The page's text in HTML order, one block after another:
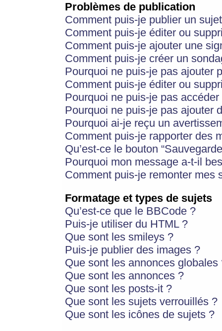
Problèmes de publication
Comment puis-je publier un
Comment puis-je éditer ou
Comment puis-je ajouter une
Comment puis-je créer un
Pourquoi ne puis-je pas ajouter
Comment puis-je éditer ou
Pourquoi ne puis-je pas
Pourquoi ne puis-je pas ajouter
Pourquoi ai-je reçu un
Comment puis-je rapporter des
Qu’est-ce le bouton
Pourquoi mon message a-t-il
Comment puis-je remonter mes
Formatage et types de sujets
Qu’est-ce que le BBCode ?
Puis-je utiliser du HTML ?
Que sont les smileys ?
Puis-je publier des images ?
Que sont les annonces globales
Que sont les annonces ?
Que sont les posts-it ?
Que sont les sujets verrouillés ?
Que sont les icônes de sujets ?